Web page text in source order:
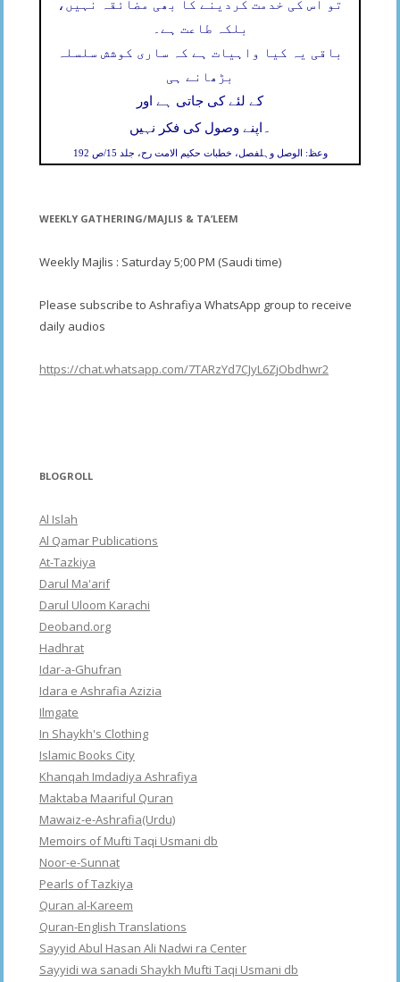
تو اس کی خدمت کردینے کا بھی مضائقہ نہیں،
بلکہ طاعت ہے۔
باقی یہ کیا واہیات ہے کہ ساری کوشش سلسلہ
بڑھانے ہی
کے لئے کی جاتی ہے اور
اپنے وصول کی فکر نہیں ۔
وعظ: الوصل وہلفصل، خطبات حکیم الامت رح، جلد 15/ص 192
WEEKLY GATHERING/MAJLIS & TA’LEEM
Weekly Majlis : Saturday 5;00 PM (Saudi time)
Please subscribe to Ashrafiya WhatsApp group to receive
daily audios
https://chat.whatsapp.com/7TARzYd7CJyL6ZjObdhwr2
BLOGROLL
Al Islah
Al Qamar Publications
At-Tazkiya
Darul Ma'arif
Darul Uloom Karachi
Deoband.org
Hadhrat
Idar-a-Ghufran
Idara e Ashrafia Azizia
Ilmgate
In Shaykh's Clothing
Islamic Books City
Khanqah Imdadiya Ashrafiya
Maktaba Maariful Quran
Mawaiz-e-Ashrafia(Urdu)
Memoirs of Mufti Taqi Usmani db
Noor-e-Sunnat
Pearls of Tazkiya
Quran al-Kareem
Quran-English Translations
Sayyid Abul Hasan Ali Nadwi ra Center
Sayyidi wa sanadi Shaykh Mufti Taqi Usmani db